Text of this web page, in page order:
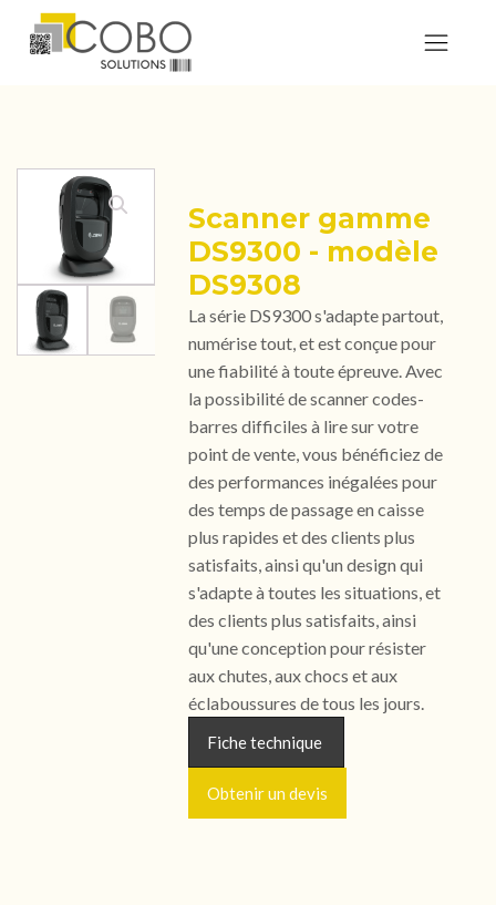
Scanner gamme
DS9300 - modèle
DS9308
La série DS9300 s'adapte partout,
numérise tout, et est conçue pour
une fiabilité à toute épreuve. Avec
la possibilité de scanner codes-
barres difficiles à lire sur votre
point de vente, vous bénéficiez de
des performances inégalées pour
des temps de passage en caisse
plus rapides et des clients plus
satisfaits, ainsi qu'un design qui
s'adapte à toutes les situations, et
des clients plus satisfaits, ainsi
qu'une conception pour résister
aux chutes, aux chocs et aux
éclaboussures de tous les jours.
Fiche technique
Obtenir un devis